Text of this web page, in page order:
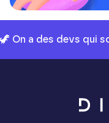
🦖 On a des devs qui